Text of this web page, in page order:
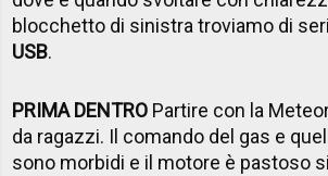
blocchetto di sinistra troviamo di
USB.
PRIMA DENTRO Partire con la
da ragazzi. Il comando del gas e
sono morbidi e il motore è pastoso